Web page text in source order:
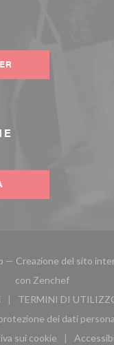
— Creazione del sito
con Zenchef((apre una
una nuova finestra))
TERMINI DI
((apre
dei dati
((apre una
sui cookie